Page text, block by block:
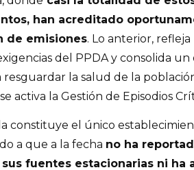
han acreditado
de emisiones. Lo anterior,
del PPDA y consolida
la salud de la
activa la Gestión de Episodios
constituye el único
a que a la fecha no ha
fuentes estacionarias ni ha